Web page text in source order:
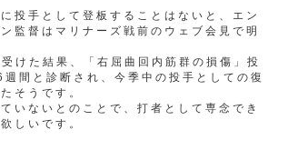
投手として登板することはないと、エン
監督はマリナーズ戦前のウェブ会見で明
けた結果、「右屈曲回内筋群の損傷」投
間と診断され、今季中の投手としての復
そうです。
いないとのことで、打者として専念でき
しいです。